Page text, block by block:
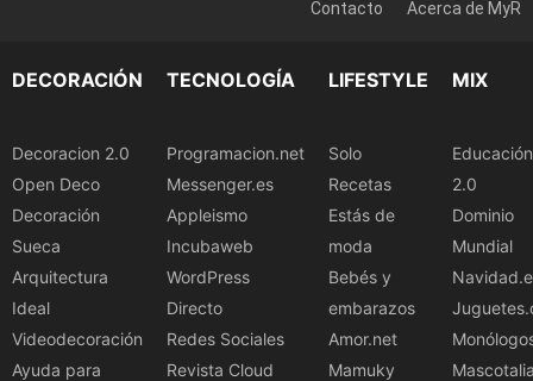
Contacto
Acerca de MyR
DECORACIÓN
Decoracion 2.0
Open Deco
Decoración
Sueca
Arquitectura
Ideal
Videodecoración
Ayuda para
TECNOLOGÍA
Programacion.net
Messenger.es
Appleismo
Incubaweb
WordPress
Directo
Redes Sociales
Revista Cloud
LIFESTYLE
Solo
Recetas
Estás de
moda
Bebés y
embarazos
Amor.net
Mamuky
MIX
Educación
2.0
Dominio
Mundial